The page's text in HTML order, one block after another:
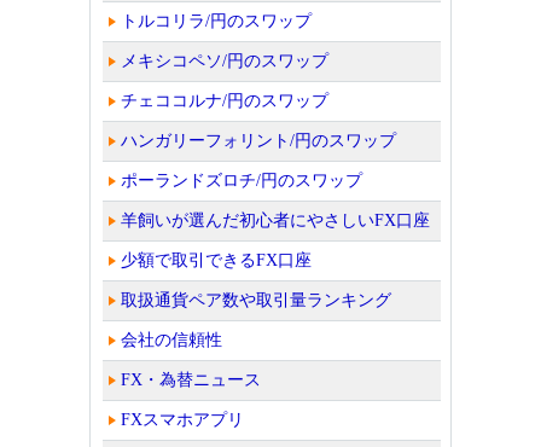
トルコリラ/円のスワップ
メキシコペソ/円のスワップ
チェココルナ/円のスワップ
ハンガリーフォリント/円のスワップ
ポーランドズロチ/円のスワップ
羊飼いが選んだ初心者にやさしいFX口座
少額で取引できるFX口座
取扱通貨ペア数や取引量ランキング
会社の信頼性
FX・為替ニュース
FXスマホアプリ